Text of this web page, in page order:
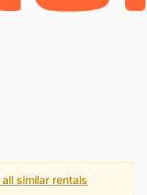
all similar rentals